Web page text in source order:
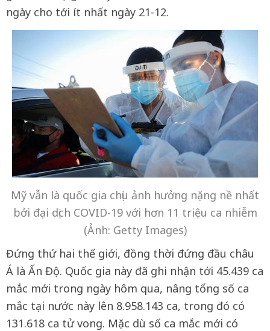
ngày cho tới ít nhất ngày 21-12.
Mỹ vẫn là quốc gia chịu ảnh hưởng nặng nề nhất
bởi đại dịch COVID-19 với hơn 11 triệu ca nhiễm
(Ảnh: Getty Images)
Đứng thứ hai thế giới, đồng thời đứng đầu châu
Á là Ấn Độ. Quốc gia này đã ghi nhận tới 45.439 ca
mắc mới trong ngày hôm qua, nâng tổng số ca
mắc tại nước này lên 8.958.143 ca, trong đó có
131.618 ca tử vong. Mặc dù số ca mắc mới có